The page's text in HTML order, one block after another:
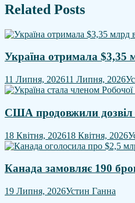
Related Posts
Україна отримала $3,35
11 Липня, 202611 Липня, 2026
США продовжили дозвіл
18 Квітня, 202618 Квітня, 2026
Канада замовляє 190
19 Липня, 2026Устин Ганна